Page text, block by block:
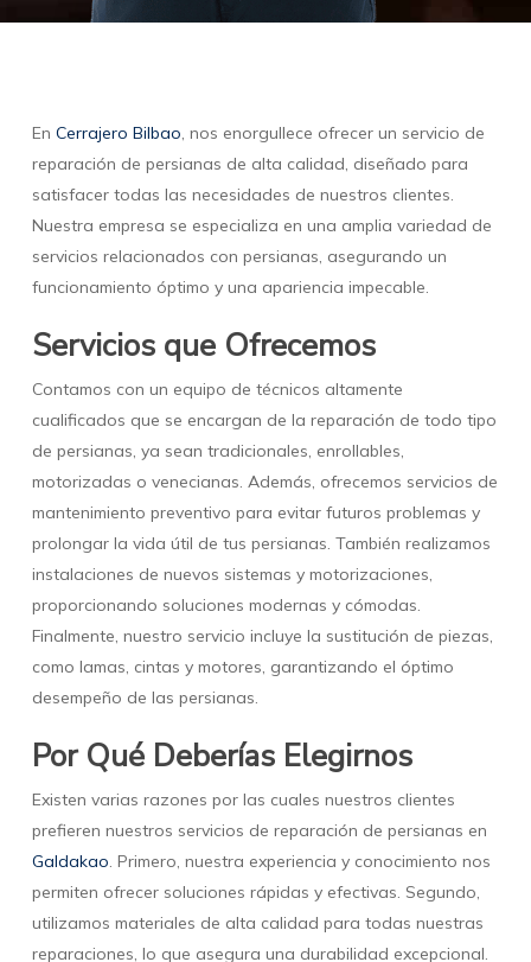
En Cerrajero Bilbao, nos enorgullece ofrecer un servicio de
reparación de persianas de alta calidad, diseñado para
satisfacer todas las necesidades de nuestros clientes.
Nuestra empresa se especializa en una amplia variedad de
servicios relacionados con persianas, asegurando un
funcionamiento óptimo y una apariencia impecable.
Servicios que Ofrecemos
Contamos con un equipo de técnicos altamente
cualificados que se encargan de la reparación de todo tipo
de persianas, ya sean tradicionales, enrollables,
motorizadas o venecianas. Además, ofrecemos servicios de
mantenimiento preventivo para evitar futuros problemas y
prolongar la vida útil de tus persianas. También realizamos
instalaciones de nuevos sistemas y motorizaciones,
proporcionando soluciones modernas y cómodas.
Finalmente, nuestro servicio incluye la sustitución de piezas,
como lamas, cintas y motores, garantizando el óptimo
desempeño de las persianas.
Por Qué Deberías Elegirnos
Existen varias razones por las cuales nuestros clientes
prefieren nuestros servicios de reparación de persianas en
Galdakao. Primero, nuestra experiencia y conocimiento nos
permiten ofrecer soluciones rápidas y efectivas. Segundo,
utilizamos materiales de alta calidad para todas nuestras
reparaciones, lo que asegura una durabilidad excepcional.